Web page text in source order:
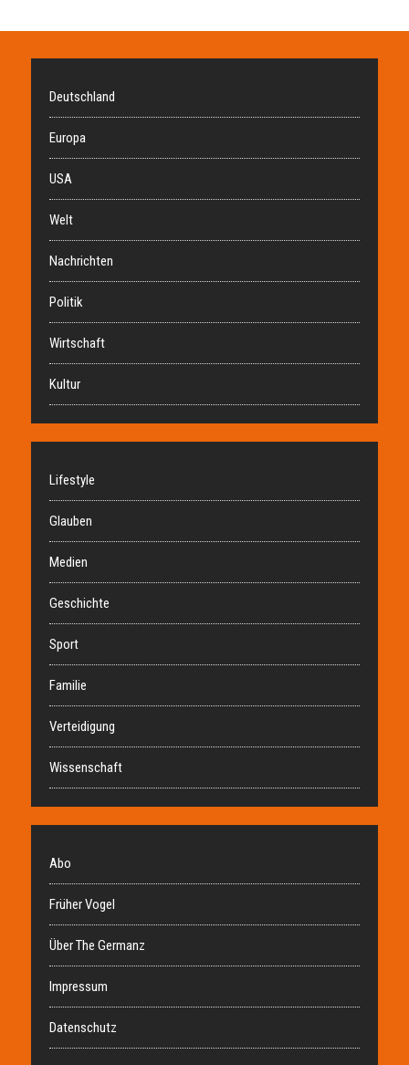
Deutschland
Europa
USA
Welt
Nachrichten
Politik
Wirtschaft
Kultur
Lifestyle
Glauben
Medien
Geschichte
Sport
Familie
Verteidigung
Wissenschaft
Abo
Früher Vogel
Über The Germanz
Impressum
Datenschutz